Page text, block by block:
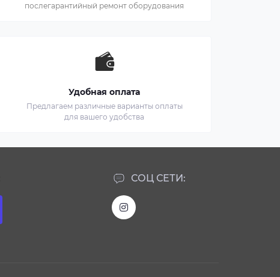
послегарантийный ремонт оборудования
Удобная оплата
Предлагаем различные варианты оплаты
для вашего удобства
СОЦ СЕТИ: